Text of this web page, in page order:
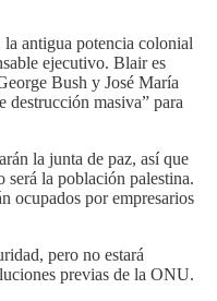
antigua potencia colonial
ejecutivo. Blair es
Bush y José María
destrucción masiva” para
la junta de paz, así que
será la población palestina.
ocupados por empresarios
pero no estará
previas de la ONU.